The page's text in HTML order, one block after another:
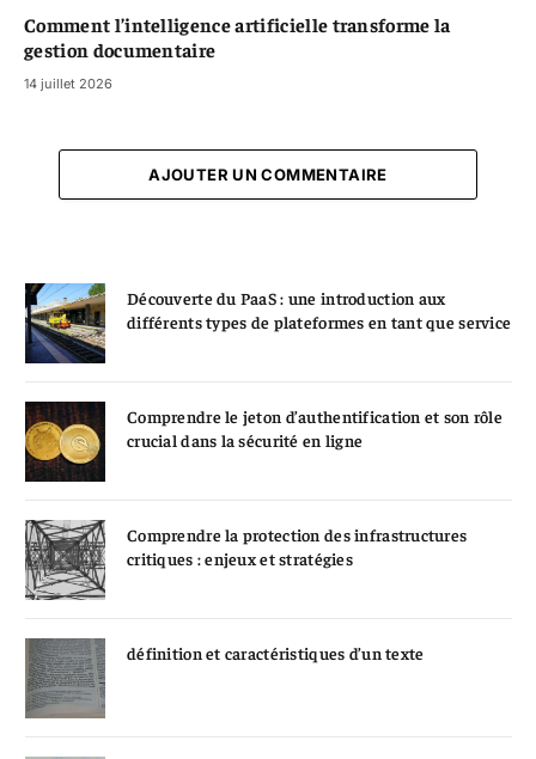
Comment l’intelligence artificielle transforme la
gestion documentaire
14 juillet 2026
AJOUTER UN COMMENTAIRE
Découverte du PaaS : une introduction aux
différents types de plateformes en tant que service
Comprendre le jeton d’authentification et son rôle
crucial dans la sécurité en ligne
Comprendre la protection des infrastructures
critiques : enjeux et stratégies
définition et caractéristiques d’un texte